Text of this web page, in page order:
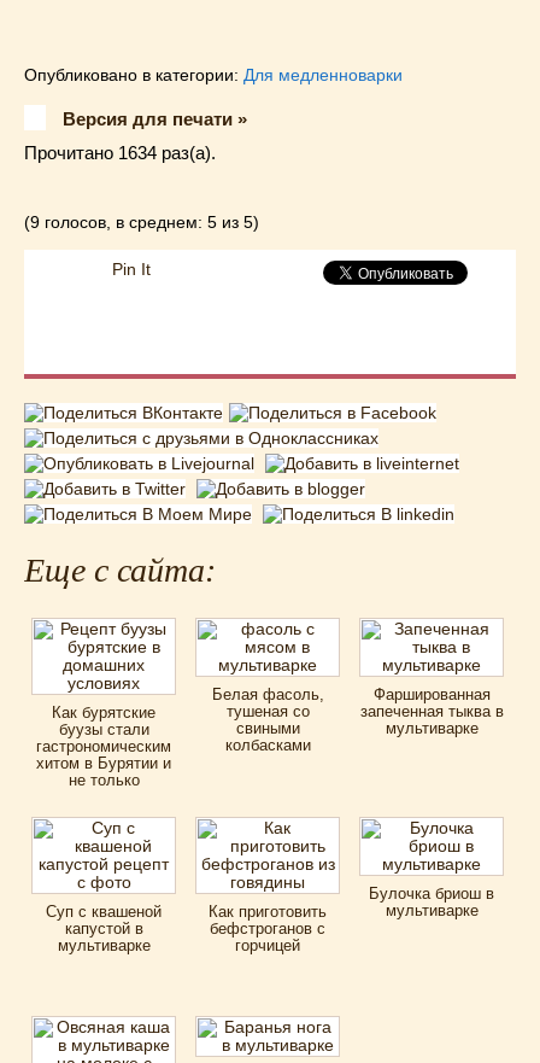
Опубликовано в категории: Для медленноварки
Версия для печати »
Прочитано 1634 раз(a).
(9 голосов, в среднем: 5 из 5)
Pin It
Еще с сайта:
Как бурятские
буузы стали
гастрономическим
хитом в Бурятии и
не только
Белая фасоль,
тушеная со
свиными
колбасками
Фаршированная
запеченная тыква в
мультиварке
Суп с квашеной
капустой в
мультиварке
Как приготовить
бефстроганов с
горчицей
Булочка бриош в
мультиварке